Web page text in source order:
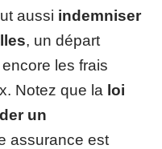
aussi indemniser
, un départ
les frais
Notez que la loi
un
assurance est